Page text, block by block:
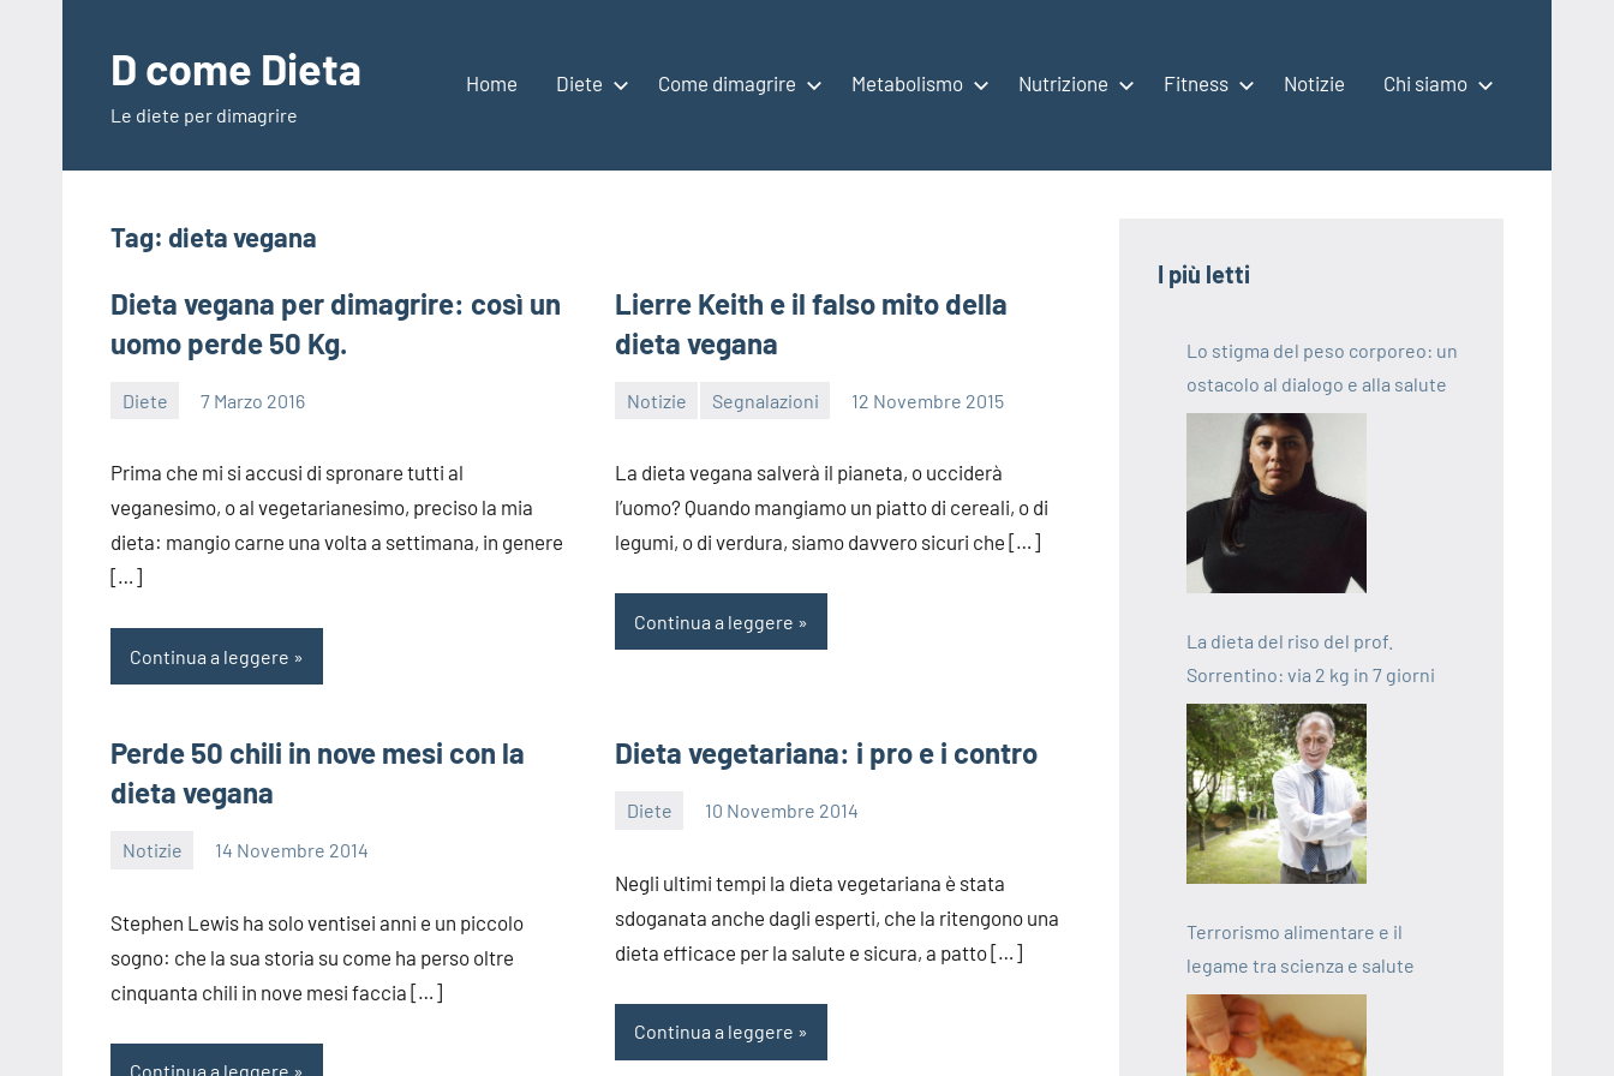
contenutoD come Dieta
Le diete per dimagrire
Home Diete Come dimagrire Metabolismo Nutrizione Fitness Notizie Chi siamo
Tag: dieta vegana
Dieta vegana per dimagrire: così un
uomo perde 50 Kg.
Diete 7 Marzo 2016
Prima che mi si accusi di spronare tutti al
veganesimo, o al vegetarianesimo, preciso la mia
dieta: mangio carne una volta a settimana, in genere
[…]
Continua a leggere
Lierre Keith e il falso mito della
dieta vegana
Notizie Segnalazioni 12 Novembre 2015
La dieta vegana salverà il pianeta, o ucciderà
l’uomo? Quando mangiamo un piatto di cereali, o di
legumi, o di verdura, siamo davvero sicuri che […]
Continua a leggere
Perde 50 chili in nove mesi con la
dieta vegana
Notizie 14 Novembre 2014
Stephen Lewis ha solo ventisei anni e un piccolo
sogno: che la sua storia su come ha perso oltre
cinquanta chili in nove mesi faccia […]
Continua a leggere
Dieta vegetariana: i pro e i contro
Diete 10 Novembre 2014
Negli ultimi tempi la dieta vegetariana è stata
sdoganata anche dagli esperti, che la ritengono una
dieta efficace per la salute e sicura, a patto […]
Continua a leggere
I più letti
Lo stigma del peso corporeo: un
ostacolo al dialogo e alla salute
La dieta del riso del prof.
Sorrentino: via 2 kg in 7 giorni
Terrorismo alimentare e il
legame tra scienza e salute